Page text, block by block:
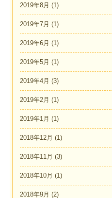
2019年8月 (1)
2019年7月 (1)
2019年6月 (1)
2019年5月 (1)
2019年4月 (3)
2019年2月 (1)
2019年1月 (1)
2018年12月 (1)
2018年11月 (3)
2018年10月 (1)
2018年9月 (2)